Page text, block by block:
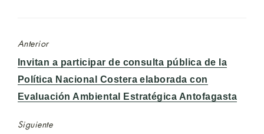
Anterior
Entrada
anterior:
Invitan a participar de consulta pública de la
Política Nacional Costera elaborada con
Evaluación Ambiental Estratégica Antofagasta
Siguiente